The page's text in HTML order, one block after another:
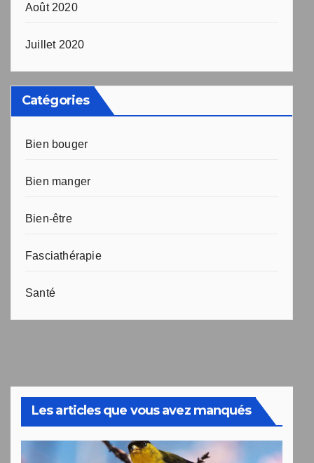
Août 2020
Juillet 2020
Catégories
Bien bouger
Bien manger
Bien-être
Fasciathérapie
Santé
Les articles que vous avez manqués